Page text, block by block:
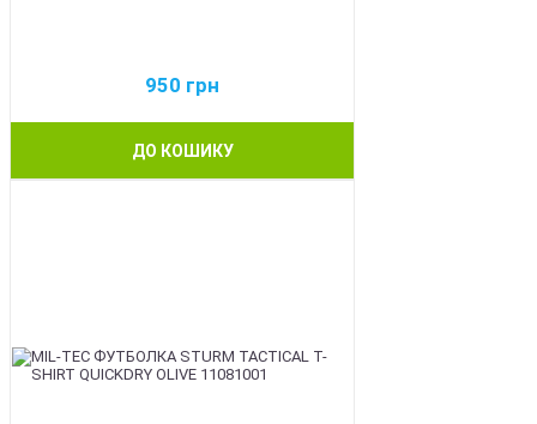
950 грн
ДО КОШИКУ